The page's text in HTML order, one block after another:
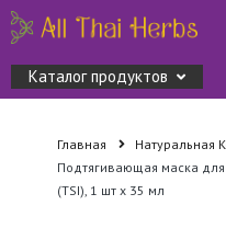
Каталог продуктов
Главная
Натуральная
Подтягивающая маска
(TSI), 1 шт х 35 мл